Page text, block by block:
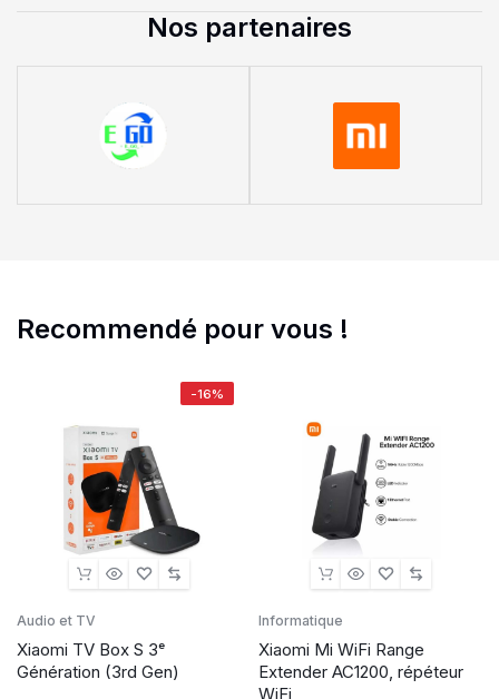
Nos partenaires
Recommendé pour vous !
-16%
Audio et TV
Xiaomi TV Box S 3ᵉ
Génération (3rd Gen)
Informatique
Xiaomi Mi WiFi Range
Extender AC1200, répéteur
WiFi